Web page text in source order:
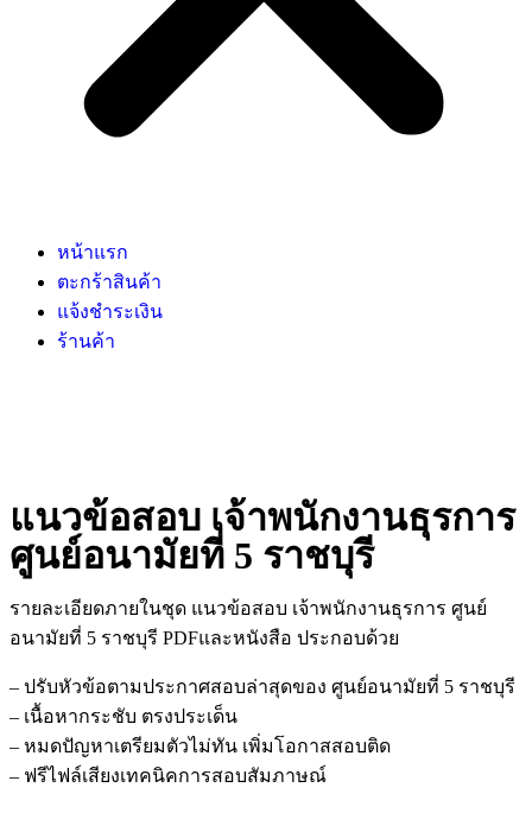
หน้าแรก
ตะกร้าสินค้า
แจ้งชำระเงิน
ร้านค้า
แนวข้อสอบ เจ้าพนักงานธุรการ
ศูนย์อนามัยที่ 5 ราชบุรี
รายละเอียดภายในชุด แนวข้อสอบ เจ้าพนักงานธุรการ ศูนย์
อนามัยที่ 5 ราชบุรี PDFและหนังสือ ประกอบด้วย
– ปรับหัวข้อตามประกาศสอบล่าสุดของ ศูนย์อนามัยที่ 5 ราชบุรี
– เนื้อหากระชับ ตรงประเด็น
– หมดปัญหาเตรียมตัวไม่ทัน เพิ่มโอกาสสอบติด
– ฟรีไฟล์เสียงเทคนิคการสอบสัมภาษณ์